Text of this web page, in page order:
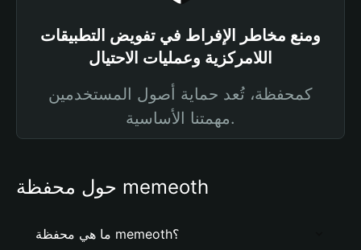
ومنع مخاطر الإفراط في تفويض التطبيقات
اللامركزية وعمليات الاحتيال
كمحفظة، تُعد حماية أصول المستخدمين
مهمتنا الأساسية.
حول محفظة memeoth
ما هي محفظة memeoth؟